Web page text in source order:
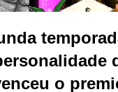
o